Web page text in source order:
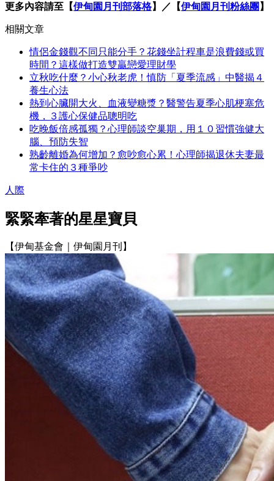
更多內容請至【伊甸園月刊部落格】／【伊甸園月刊粉絲團 】
相關文章
情侶金錢觀不同只能分手？花錢坐計程車是浪費錢或買
時間？這樣做打造雙贏戀愛理財學
立秋吃什麼？小心秋老虎！慎防「夏季流感」中醫揭４
養生心法
熱到心臟開大火、血液變糖漿？醫警告夏季心肌梗塞危
機，３護心保健品聰明吃
吃晚飯倍感孤獨？心理師談空巢期，用１０習慣強健大
腦、預防失智
熟齡離婚為何增加？愈吵愈心累！心理師揭退休夫妻最
常卡住的３種爭吵
人際
緊緊牽著的星星寶貝
【伊甸基金會｜伊甸園月刊】